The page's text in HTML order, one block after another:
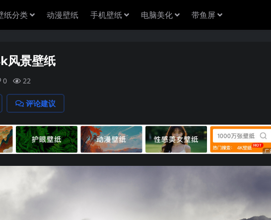
纸分类 动漫壁纸 手机壁纸 电脑美化 带鱼屏
风景壁纸
0 22
评论建议